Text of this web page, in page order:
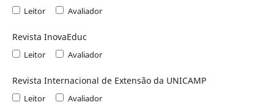
Leitor Avaliador
Revista InovaEduc
Leitor Avaliador
Revista Internacional de Extensão da UNICAMP
Leitor Avaliador